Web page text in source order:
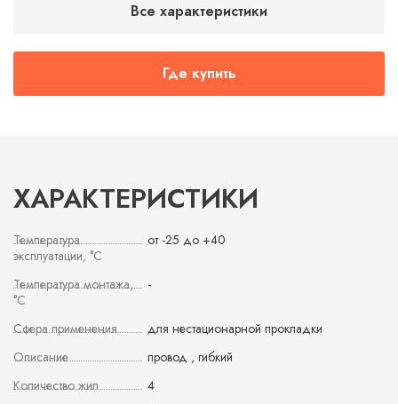
Все характеристики
Где купить
ХАРАКТЕРИСТИКИ
Температура
эксплуатации, °С
от -25 до +40
Температура монтажа,
°С
-
Сфера применения
для нестационарной прокладки
Описание
провод , гибкий
Количество жил
4